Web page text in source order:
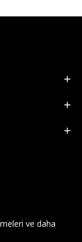
ve daha